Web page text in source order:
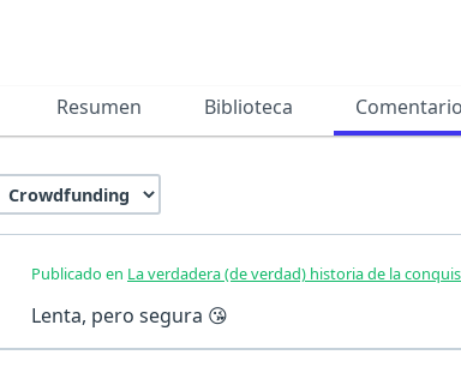
Resumen Biblioteca
Publicado en La verdadera (de verdad) historia de la
Lenta, pero segura 😘